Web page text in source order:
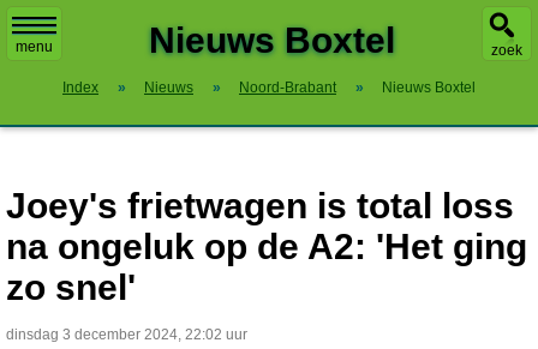
menu zoek
Nieuws Boxtel
Index » Nieuws » Noord-Brabant » Nieuws Boxtel
Joey's frietwagen is total loss
na ongeluk op de A2: 'Het ging
zo snel'
dinsdag 3 december 2024, 22:02 uur